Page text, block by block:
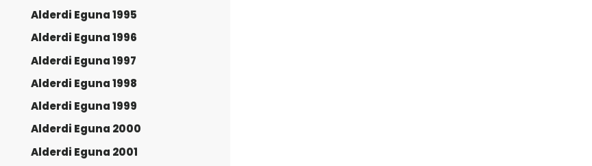
Alderdi Eguna 1995
Alderdi Eguna 1996
Alderdi Eguna 1997
Alderdi Eguna 1998
Alderdi Eguna 1999
Alderdi Eguna 2000
Alderdi Eguna 2001